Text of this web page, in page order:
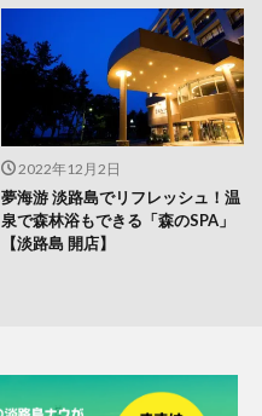
2022年12月2日
夢海游 淡路島でリフレッシュ！温
泉で森林浴もできる「森のSPA」
【淡路島 開店】